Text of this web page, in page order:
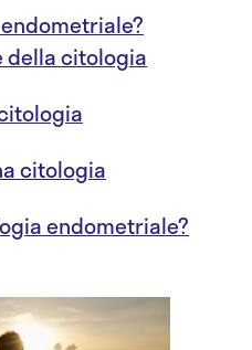
della citologia
citologia
endometriale?